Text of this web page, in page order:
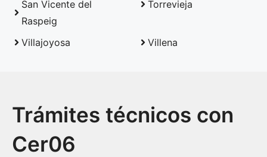
San Vicente del
Raspeig
Torrevieja
Villajoyosa Villena
Trámites técnicos con
Cer06